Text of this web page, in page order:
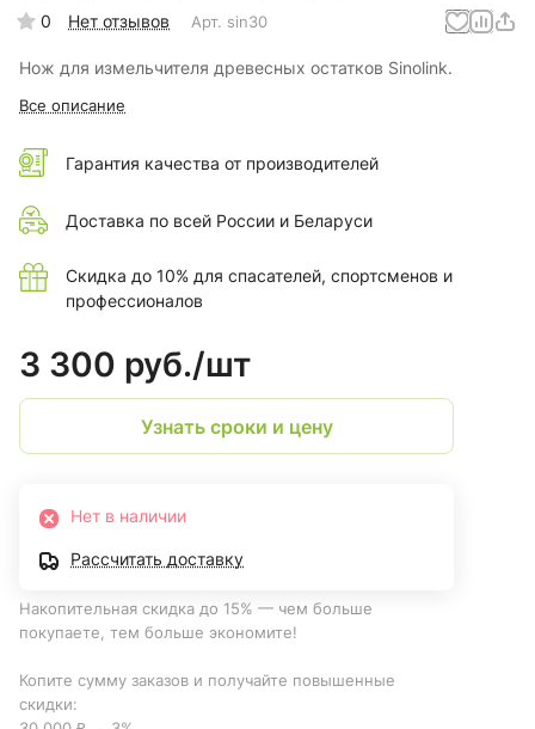
0 Нет отзывов Арт. sin30
Нож для измельчителя древесных остатков Sinolink.
Все описание
Гарантия качества от производителей
Доставка по всей России и Беларуси
Скидка до 10% для спасателей, спортсменов и
профессионалов
3 300 руб./шт
Узнать сроки и цену
Нет в наличии
Рассчитать доставку
Накопительная скидка до 15% — чем больше
покупаете, тем больше экономите!
Копите сумму заказов и получайте повышенные
скидки: